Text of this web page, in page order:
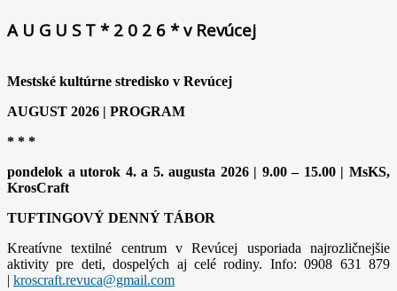
A U G U S T * 2 0 2 6 * v Revúcej
Mestské kultúrne stredisko v Revúcej
AUGUST 2026 | PROGRAM
* * *
pondelok a utorok 4. a 5. augusta 2026 | 9.00 – 15.00 | MsKS,
KrosCraft
TUFTINGOVÝ DENNÝ TÁBOR
Kreatívne textilné centrum v Revúcej usporiada najrozličnejšie
aktivity pre deti, dospelých aj celé rodiny. Info: 0908 631 879
|